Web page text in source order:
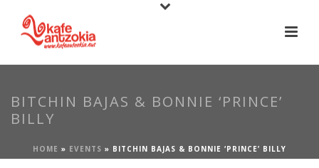
BITCHIN BAJAS & BONNIE ‘PRINCE’
BILLY
HOME » EVENTS » BITCHIN BAJAS & BONNIE ‘PRINCE’ BILLY